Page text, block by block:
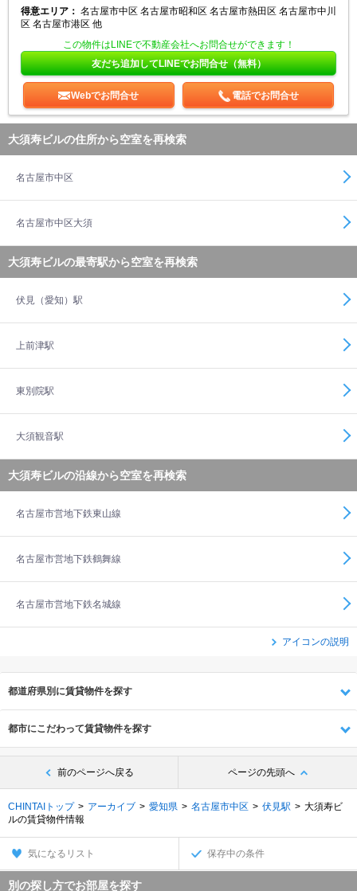
得意エリア： 名古屋市中区 名古屋市昭和区 名古屋市熱田区 名古屋市中川
区 名古屋市港区 他
この物件はLINEで不動産会社へお問合せができます！
友だち追加してLINEでお問合せ（無料）
Webでお問合せ 電話でお問合せ
大須寿ビルの住所から空室を再検索
名古屋市中区
名古屋市中区大須
大須寿ビルの最寄駅から空室を再検索
伏見（愛知）駅
上前津駅
東別院駅
大須観音駅
大須寿ビルの沿線から空室を再検索
名古屋市営地下鉄東山線
名古屋市営地下鉄鶴舞線
名古屋市営地下鉄名城線
アイコンの説明
都道府県別に賃貸物件を探す
都市にこだわって賃貸物件を探す
前のページへ戻る ページの先頭へ
CHINTAIトップ アーカイブ 愛知県 名古屋市中区 伏見駅
大須寿ビ
ルの賃貸物件情報
気になるリスト 保存中の条件
別の探し方でお部屋を探す